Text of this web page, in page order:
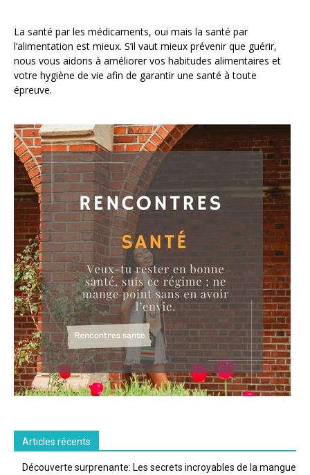
La santé par les médicaments, oui mais la santé par
l’alimentation est mieux. S’il vaut mieux prévenir que guérir,
nous vous aidons à améliorer vos habitudes alimentaires et
votre hygiène de vie afin de garantir une santé à toute
épreuve.
Articles récents
Découverte surprenante: Les secrets incroyables de la mangue